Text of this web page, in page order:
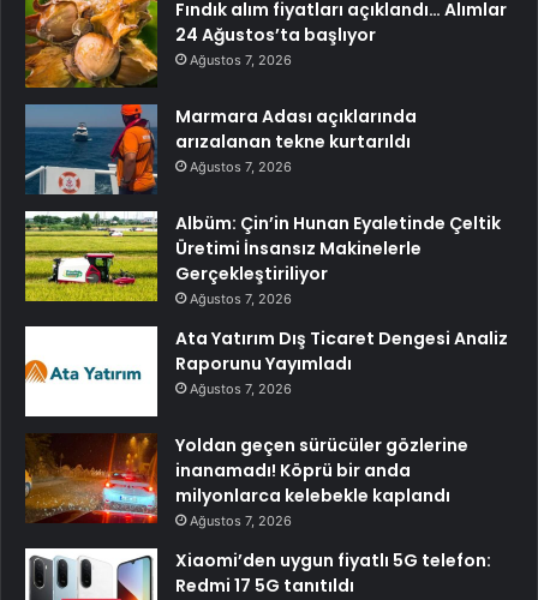
Fındık alım fiyatları açıklandı… Alımlar
24 Ağustos’ta başlıyor
Ağustos 7, 2026
Marmara Adası açıklarında
arızalanan tekne kurtarıldı
Ağustos 7, 2026
Albüm: Çin’in Hunan Eyaletinde Çeltik
Üretimi İnsansız Makinelerle
Gerçekleştiriliyor
Ağustos 7, 2026
Ata Yatırım Dış Ticaret Dengesi Analiz
Raporunu Yayımladı
Ağustos 7, 2026
Yoldan geçen sürücüler gözlerine
inanamadı! Köprü bir anda
milyonlarca kelebekle kaplandı
Ağustos 7, 2026
Xiaomi’den uygun fiyatlı 5G telefon:
Redmi 17 5G tanıtıldı